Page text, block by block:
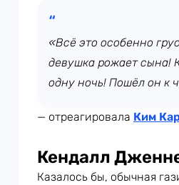
«Всё это особенно
девушка рожает сына!
одну ночь! Пошёл он к
— отреагировала Ким
Кендалл
Казалось бы, обычная